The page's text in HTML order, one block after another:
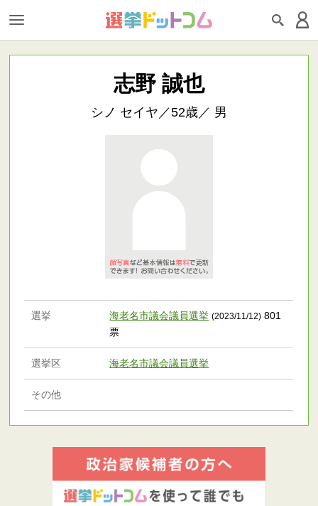
志野 誠也
シノ セイヤ／52歳／ 男
選挙 海老名市議会議員選挙 (2023/11/12) 801
票
選挙区 海老名市議会議員選挙
その他